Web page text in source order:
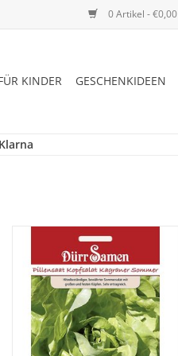
0 Artikel - €0,00
KINDER GESCHENKIDEEN
Kagraner Sommer ist ein sehr
hitzebeständiger Sommersalat,
der sehr große und feste Köpfe
bildet.
ZUM WARENKORB HINZUFÜGEN